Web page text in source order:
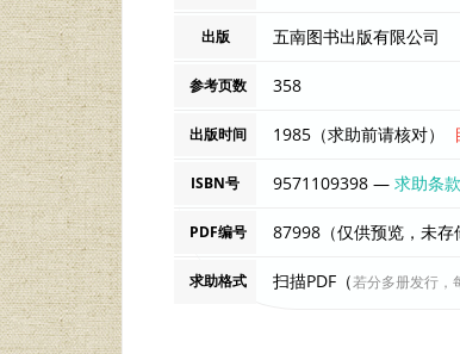
出版 五南图书出版有限公司
参考页数 358
出版时间 1985（求助前请核对）
ISBN号 9571109398 —求助条款
PDF编号 87998（仅供预览，未存
求助格式 扫描PDF（若分多册发行，